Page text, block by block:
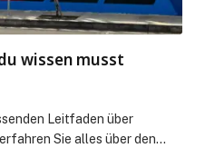
wissen musst
Leitfaden über
Sie alles über den…